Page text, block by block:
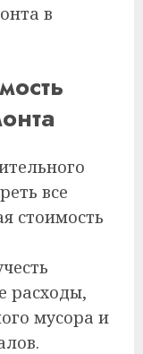
в
все
стоимость
расходы,
мусора и